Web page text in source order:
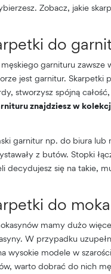
Zobacz, jakie
do
garnituru
jest garnitur.
stworzysz spójną
znajdziesz w
garnitur np. do biura
z butów. Stopki
decydujesz się na takie,
do
mamy dużo
W przypadku
wysokie modele w
warto dobrać do nich